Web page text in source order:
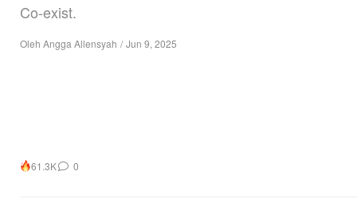
Co-exist.
Oleh Angga Allensyah / Jun 9, 2025
61.3K 0